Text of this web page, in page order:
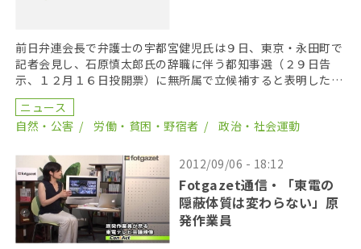
前日弁連会長で弁護士の宇都宮健児氏は９日、東京・永田町で
記者会見し、石原慎太郎氏の辞職に伴う都知事選（２９日告
示、１２月１６日投開票）に無所属で立候補すると表明した。
都知事選に市民側からの統一候補が出馬するのは、1979 […]
ニュース
自然・公害
労働・貧困・野宿者 政治・社会運動
2012/09/06 - 18:12
Fotgazet通信・「東電の
隠蔽体質は変わらない」原
発作業員